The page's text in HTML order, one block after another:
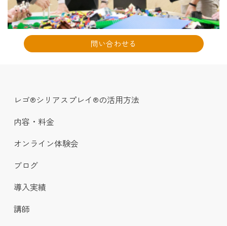
問い合わせる
レゴ®シリアスプレイ®の活用方法
内容・料金
オンライン体験会
ブログ
導入実績
講師